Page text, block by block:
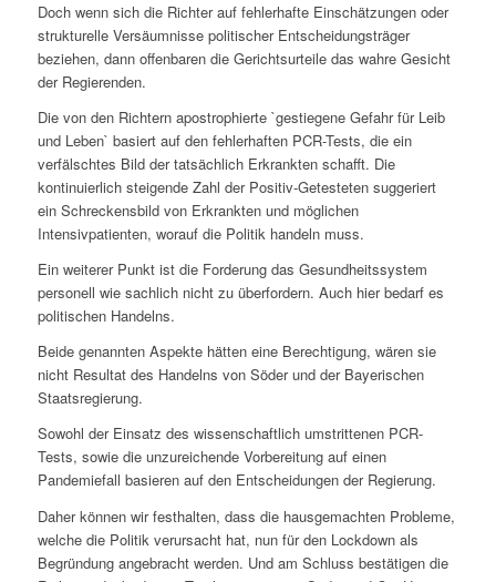
Doch wenn sich die Richter auf fehlerhafte Einschätzungen oder
strukturelle Versäumnisse politischer Entscheidungsträger
beziehen, dann offenbaren die Gerichtsurteile das wahre Gesicht
der Regierenden.
Die von den Richtern apostrophierte `gestiegene Gefahr für Leib
und Leben` basiert auf den fehlerhaften PCR-Tests, die ein
verfälschtes Bild der tatsächlich Erkrankten schafft. Die
kontinuierlich steigende Zahl der Positiv-Getesteten suggeriert
ein Schreckensbild von Erkrankten und möglichen
Intensivpatienten, worauf die Politik handeln muss.
Ein weiterer Punkt ist die Forderung das Gesundheitssystem
personell wie sachlich nicht zu überfordern. Auch hier bedarf es
politischen Handelns.
Beide genannten Aspekte hätten eine Berechtigung, wären sie
nicht Resultat des Handelns von Söder und der Bayerischen
Staatsregierung.
Sowohl der Einsatz des wissenschaftlich umstrittenen PCR-
Tests, sowie die unzureichende Vorbereitung auf einen
Pandemiefall basieren auf den Entscheidungen der Regierung.
Daher können wir festhalten, dass die hausgemachten Probleme,
welche die Politik verursacht hat, nun für den Lockdown als
Begründung angebracht werden. Und am Schluss bestätigen die